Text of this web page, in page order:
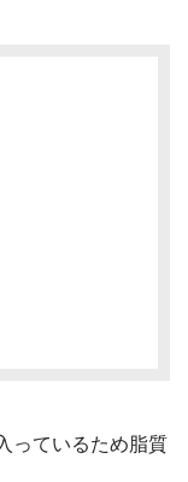
っているため脂質